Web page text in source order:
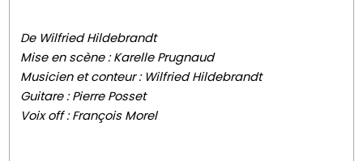
De Wilfried Hildebrandt
Mise en scène : Karelle Prugnaud
Musicien et conteur : Wilfried Hildebrandt
Guitare : Pierre Posset
Voix off : François Morel